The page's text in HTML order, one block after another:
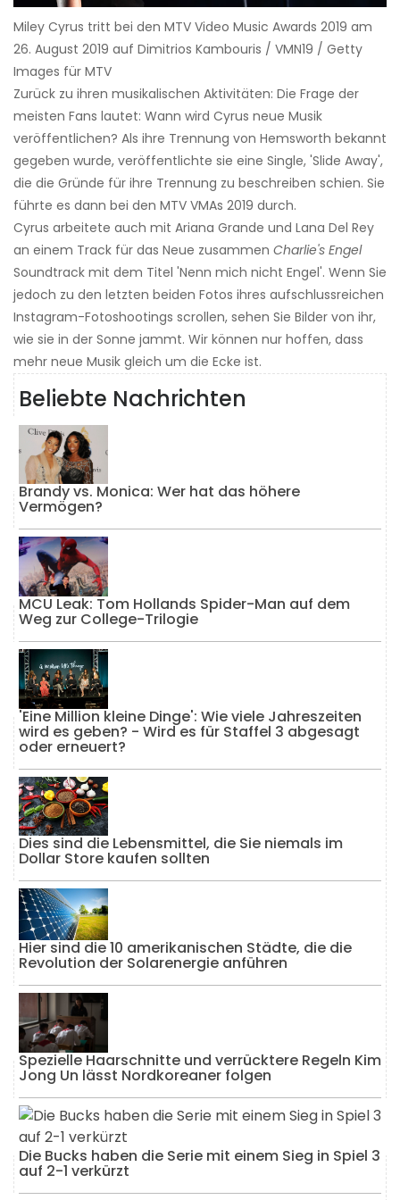
Miley Cyrus tritt bei den MTV Video Music Awards 2019 am
26. August 2019 auf Dimitrios Kambouris / VMN19 / Getty
Images für MTV
Zurück zu ihren musikalischen Aktivitäten: Die Frage der
meisten Fans lautet: Wann wird Cyrus neue Musik
veröffentlichen? Als ihre Trennung von Hemsworth bekannt
gegeben wurde, veröffentlichte sie eine Single, 'Slide Away',
die die Gründe für ihre Trennung zu beschreiben schien. Sie
führte es dann bei den MTV VMAs 2019 durch.
Cyrus arbeitete auch mit Ariana Grande und Lana Del Rey
an einem Track für das Neue zusammen Charlie's Engel
Soundtrack mit dem Titel 'Nenn mich nicht Engel'. Wenn Sie
jedoch zu den letzten beiden Fotos ihres aufschlussreichen
Instagram-Fotoshootings scrollen, sehen Sie Bilder von ihr,
wie sie in der Sonne jammt. Wir können nur hoffen, dass
mehr neue Musik gleich um die Ecke ist.
Beliebte Nachrichten
Brandy vs. Monica: Wer hat das höhere
Vermögen?
MCU Leak: Tom Hollands Spider-Man auf dem
Weg zur College-Trilogie
'Eine Million kleine Dinge': Wie viele Jahreszeiten
wird es geben? - Wird es für Staffel 3 abgesagt
oder erneuert?
Dies sind die Lebensmittel, die Sie niemals im
Dollar Store kaufen sollten
Hier sind die 10 amerikanischen Städte, die die
Revolution der Solarenergie anführen
Spezielle Haarschnitte und verrücktere Regeln Kim
Jong Un lässt Nordkoreaner folgen
Die Bucks haben die Serie mit einem Sieg in Spiel 3
auf 2-1 verkürzt